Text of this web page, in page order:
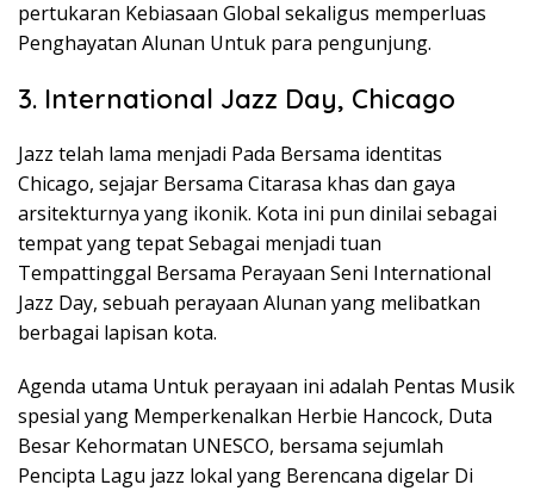
pertukaran Kebiasaan Global sekaligus memperluas
Penghayatan Alunan Untuk para pengunjung.
3. International Jazz Day, Chicago
Jazz telah lama menjadi Pada Bersama identitas
Chicago, sejajar Bersama Citarasa khas dan gaya
arsitekturnya yang ikonik. Kota ini pun dinilai sebagai
tempat yang tepat Sebagai menjadi tuan
Tempattinggal Bersama Perayaan Seni International
Jazz Day, sebuah perayaan Alunan yang melibatkan
berbagai lapisan kota.
Agenda utama Untuk perayaan ini adalah Pentas Musik
spesial yang Memperkenalkan Herbie Hancock, Duta
Besar Kehormatan UNESCO, bersama sejumlah
Pencipta Lagu jazz lokal yang Berencana digelar Di